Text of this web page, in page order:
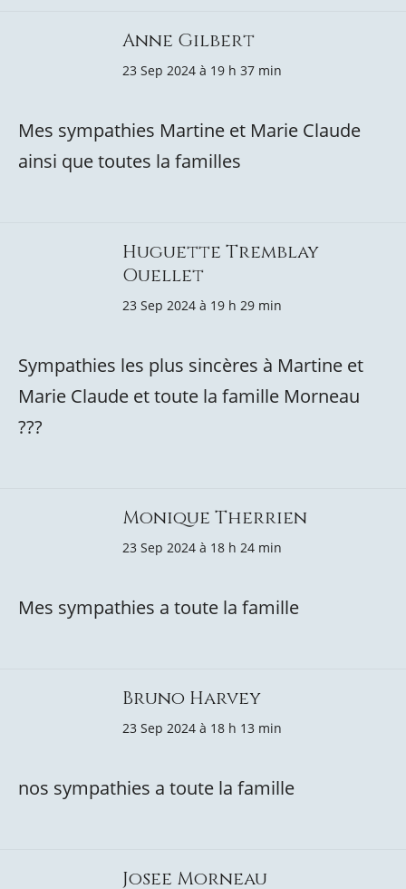
Anne Gilbert
23 Sep 2024 à 19 h 37 min
Mes sympathies Martine et Marie Claude
ainsi que toutes la familles
Huguette Tremblay
Ouellet
23 Sep 2024 à 19 h 29 min
Sympathies les plus sincères à Martine et
Marie Claude et toute la famille Morneau
???
Monique Therrien
23 Sep 2024 à 18 h 24 min
Mes sympathies a toute la famille
Bruno Harvey
23 Sep 2024 à 18 h 13 min
nos sympathies a toute la famille
Josee Morneau